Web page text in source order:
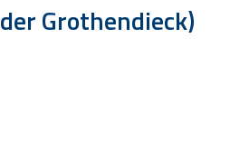
Grothendieck)